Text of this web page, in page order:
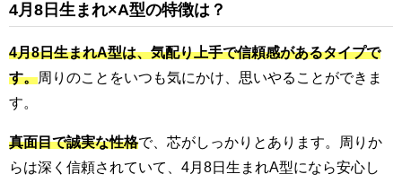
4月8日生まれ×A型の特徴は？
4月8日生まれA型は、気配り上手で信頼感があるタイプで
す。周りのことをいつも気にかけ、思いやることができま
す。
真面目で誠実な性格で、芯がしっかりとあります。周りか
らは深く信頼されていて、4月8日生まれA型になら安心し